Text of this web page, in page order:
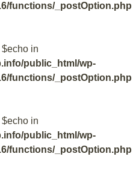
functions/_postOption.php
in
public_html/wp-
functions/_postOption.php
in
public_html/wp-
functions/_postOption.php